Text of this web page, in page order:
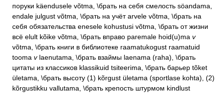
поруки käendusele võtma, \брать на себя смелость söandama,
endale julgust võtma, \брать на учёт arvele võtma, \брать на
себя обязательства enesele kohustusi võtma, \брать от жизни
всё elult kõike võtma, \брать вправо paremale hoid(u)ma v
võtma, \брать книги в библиотеке raamatukogust raamatuid
tooma vlaenutama, \брать взаймы laenama (raha), \брать
цитаты из классиков klassikuid tsiteerima, \брать барьер tõket
ületama, \брать высоту (1) kõrgust ületama (sportlase kohta), (2)
kõrgustikku vallutama, \брать крепость штурмом kindlust